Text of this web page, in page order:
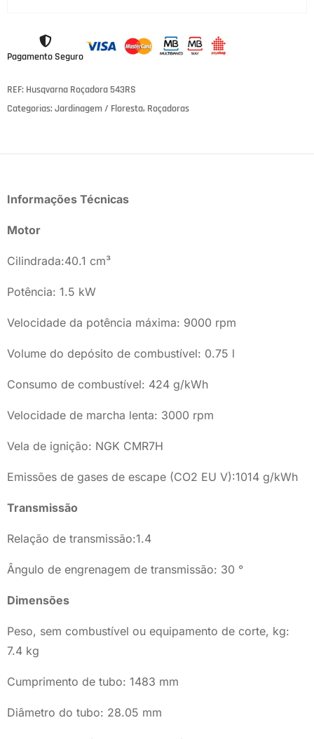
Pagamento Seguro
REF: Husqvarna Roçadora 543RS
Categorias: Jardinagem / Floresta, Roçadoras
Informações Técnicas
Motor
Cilindrada:40.1 cm³
Potência: 1.5 kW
Velocidade da potência máxima: 9000 rpm
Volume do depósito de combustível: 0.75 l
Consumo de combustível: 424 g/kWh
Velocidade de marcha lenta: 3000 rpm
Vela de ignição: NGK CMR7H
Emissões de gases de escape (CO2 EU V):1014 g/kWh
Transmissão
Relação de transmissão:1.4
Ângulo de engrenagem de transmissão: 30 °
Dimensões
Peso, sem combustível ou equipamento de corte, kg:
7.4 kg
Cumprimento de tubo: 1483 mm
Diâmetro do tubo: 28.05 mm